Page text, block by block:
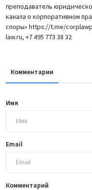
преподаватель
канала о корпоративном
споры» https://t.me/
law.ru, +7 495 773 38 32
Комментарии
Имя
Email
Комментарий